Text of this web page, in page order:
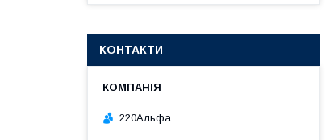
КОНТАКТИ
220Альфа